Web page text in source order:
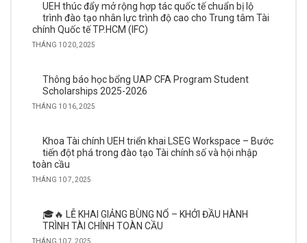
UEH thúc đẩy mở rộng hợp tác quốc tế chuẩn bị lộ
trình đào tạo nhân lực trình độ cao cho Trung tâm Tài
chính Quốc tế TP.HCM (IFC)
THÁNG 10 20, 2025
Thông báo học bổng UAP CFA Program Student
Scholarships 2025-2026
THÁNG 10 16, 2025
Khoa Tài chính UEH triển khai LSEG Workspace – Bước
tiến đột phá trong đào tạo Tài chính số và hội nhập
toàn cầu
THÁNG 10 7, 2025
🎓🔥 LỄ KHAI GIẢNG BÙNG NỔ – KHỞI ĐẦU HÀNH
TRÌNH TÀI CHÍNH TOÀN CẦU